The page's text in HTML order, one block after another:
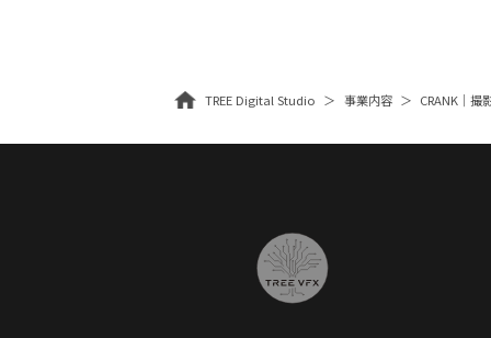
TREE Digital Studio 事業内容 CRANK｜